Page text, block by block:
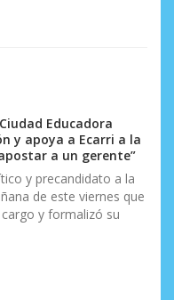
Educadora
y apoya a Ecarri a la
a un gerente”
y precandidato a la
de este viernes que
y formalizó su